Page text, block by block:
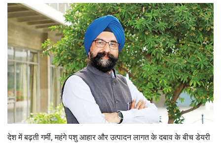
Cooperatives
International
Rural Dialogue
Ground Report
Rural Connect
Gallery
देश में बढ़ती गर्मी, महंगे पशु आहार और उत्पादन लागत के दबाव के बीच डेयरी